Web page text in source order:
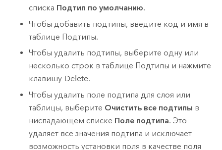
списка Подтип по умолчанию.
Чтобы добавить подтипы, введите код и имя в
таблице Подтипы.
Чтобы удалить подтипы, выберите одну или
несколько строк в таблице Подтипы и нажмите
клавишу Delete.
Чтобы удалить поле подтипа для слоя или
таблицы, выберите Очистить все подтипы в
ниспадающем списке Поле подтипа. Это
удаляет все значения подтипа и исключает
возможность установки поля в качестве поля